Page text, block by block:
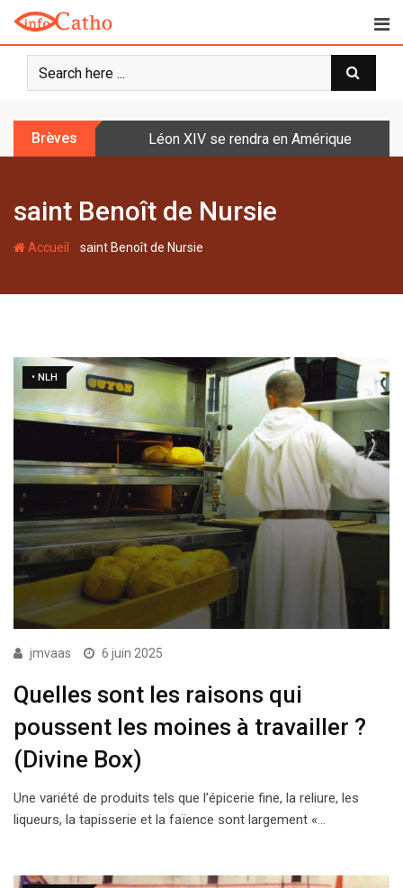
o
Brèves Léon XIV se rendra en Amérique latine à
saint Benoît de Nursie
Accueil -saint Benoît de Nursie
• NLH
jmvaas 6 juin 2025
Quelles sont les raisons qui
poussent les moines à travailler ?
(Divine Box)
Une variété de produits tels que l’épicerie fine, la reliure, les
liqueurs, la tapisserie et la faïence sont largement «…